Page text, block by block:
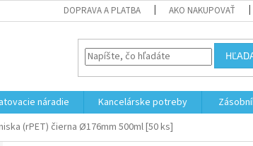
DOPRAVA A PLATBA AKO NAKUPOVAŤ
náradie Kancelárske potreby
(rPET) čierna Ø176mm 500ml [50 ks]